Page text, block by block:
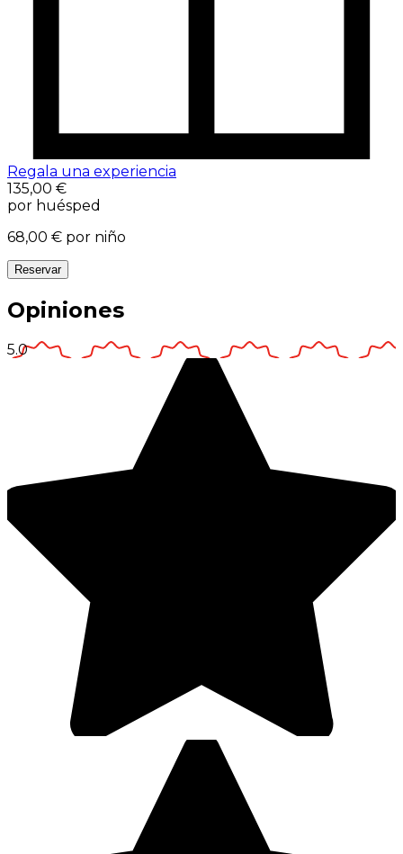
Regala una experiencia
135,00 €
por huésped
68,00 € por niño
Reservar
Opiniones
5.0